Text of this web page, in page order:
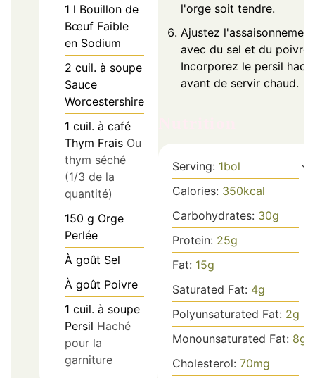
1 l Bouillon de
Bœuf Faible
en Sodium
2 cuil. à soupe
Sauce
Worcestershire
1 cuil. à café
Thym Frais Ou
thym séché
(1/3 de la
quantité)
150 g Orge
Perlée
À goût Sel
À goût Poivre
1 cuil. à soupe
Persil Haché
pour la
garniture
l'orge soit tendre.
Ajustez l'assaisonnement
avec du sel et du poivre.
Incorporez le persil
avant de servir chaud.
Serving: 1bol
Calories: 350kcal
Carbohydrates: 30g
Protein: 25g
Fat: 15g
Saturated Fat: 4g
Polyunsaturated Fat: 2g
Monounsaturated Fat: 8g
Cholesterol: 70mg